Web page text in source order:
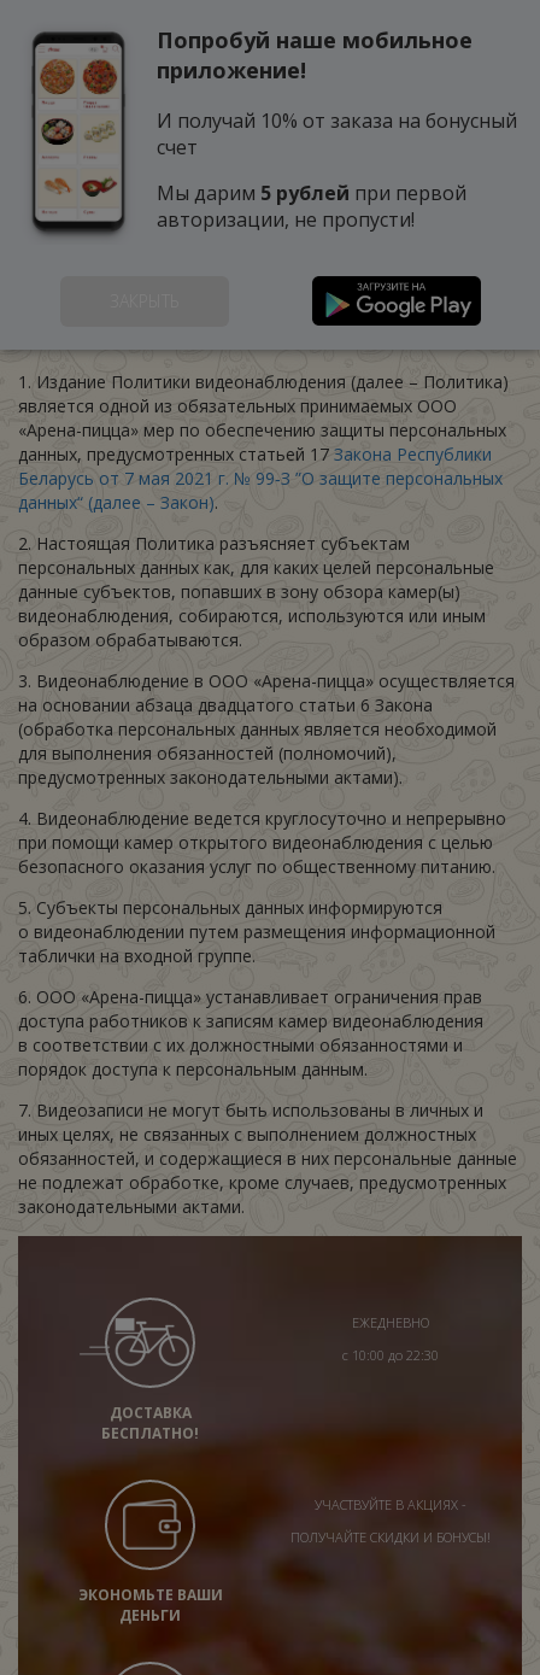
видеонаблюдения
1. Издание Политики видеонаблюдения (далее – Политика)
является одной из обязательных принимаемых ООО
«Арена-пицца» мер по обеспечению защиты персональных
данных, предусмотренных статьей 17 Закона Республики
Беларусь от 7 мая 2021 г. № 99‑З ”О защите персональных
данных“ (далее – Закон).
2. Настоящая Политика разъясняет субъектам
персональных данных как, для каких целей персональные
данные субъектов, попавших в зону обзора камер(ы)
видеонаблюдения, собираются, используются или иным
образом обрабатываются.
3. Видеонаблюдение в ООО «Арена-пицца» осуществляется
на основании абзаца двадцатого статьи 6 Закона
(обработка персональных данных является необходимой
для выполнения обязанностей (полномочий),
предусмотренных законодательными актами).
4. Видеонаблюдение ведется круглосуточно и непрерывно
при помощи камер открытого видеонаблюдения с целью
безопасного оказания услуг по общественному питанию.
5. Субъекты персональных данных информируются
о видеонаблюдении путем размещения информационной
таблички на входной группе.
6. ООО «Арена-пицца» устанавливает ограничения прав
доступа работников к записям камер видеонаблюдения
в соответствии с их должностными обязанностями и
порядок доступа к персональным данным.
7. Видеозаписи не могут быть использованы в личных и
иных целях, не связанных с выполнением должностных
обязанностей, и содержащиеся в них персональные данные
не подлежат обработке, кроме случаев, предусмотренных
законодательными актами.
ДОСТАВКА
БЕСПЛАТНО!
ЕЖЕДНЕВНО
с 10:00 до 22:30
ЭКОНОМЬТЕ ВАШИ
ДЕНЬГИ
УЧАСТВУЙТЕ В АКЦИЯХ -
ПОЛУЧАЙТЕ СКИДКИ И БОНУСЫ!
Попробуй наше мобильное
приложение!
И получай 10% от заказа на бонусный
счет
Мы дарим 5 рублей при первой
авторизации, не пропусти!